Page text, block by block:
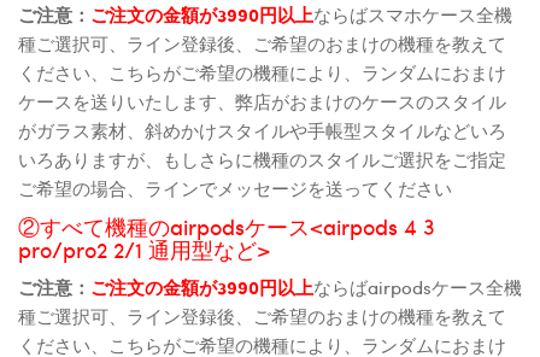
ご注意： ご注文の金額が3990円以上ならばスマホケース全機
種ご選択可、ライン登録後、ご希望のおまけの機種を教えて
ください、こちらがご希望の機種により、ランダムにおまけ
ケースを送りいたします、弊店がおまけのケースのスタイル
がガラス素材、斜めかけスタイルや手帳型スタイルなどいろ
いろありますが、もしさらに機種のスタイルご選択をご指定
ご希望の場合、ラインでメッセージを送ってください
②すべて機種のairpodsケース<airpods 4 3
pro/pro2 2/1 通用型など>
ご注意： ご注文の金額が3990円以上ならばairpodsケース全機
種ご選択可、ライン登録後、ご希望のおまけの機種を教えて
ください、こちらがご希望の機種により、ランダムにおまけ